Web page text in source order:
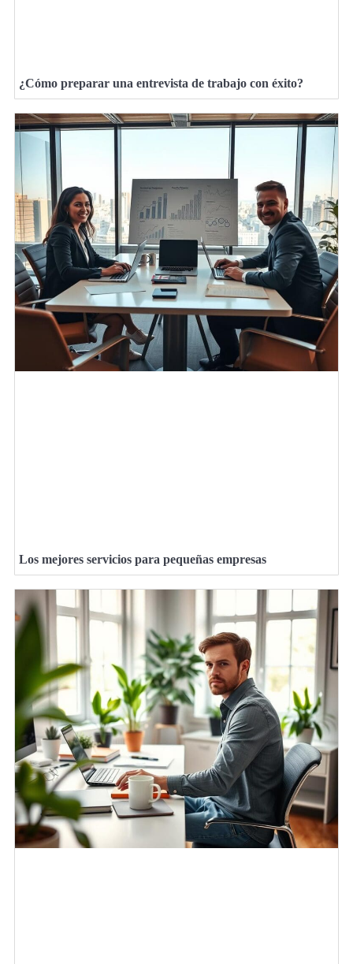
¿Cómo preparar una entrevista de trabajo con éxito?
Los mejores servicios para pequeñas empresas